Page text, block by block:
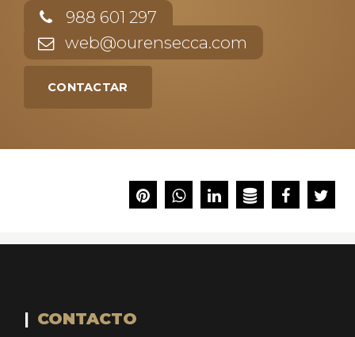
988 601 297
web@ourensecca.com
CONTACTAR
CONTACTO